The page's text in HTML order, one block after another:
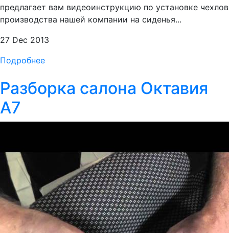
предлагает вам видеоинструкцию по установке чехлов
производства нашей компании на сиденья...
27 Dec 2013
Подробнее
Разборка салона Октавия
А7